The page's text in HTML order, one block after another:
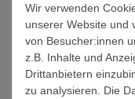
Formen und Designs-
kreativ und individuell.
personalisierbaren
deutscher Manufaktur
Magnettafel, die zu
Wir verwenden
unserer Website und
von Besucher:innen
z.B. Inhalte und
Drittanbietern
zu analysieren. Die